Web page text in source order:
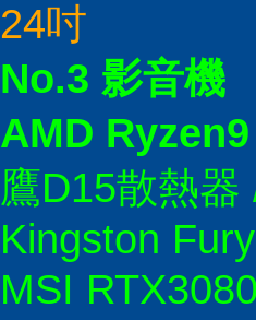
24吋
No.3 影音機
AMD
鷹D15散熱
Kingston
MSI